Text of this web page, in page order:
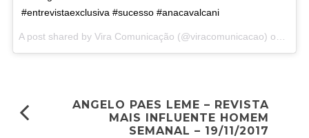
#entrevistaexclusiva #sucesso #anacavalcani
A post shared by Vira Comunicação (@viracomunicacao) on
ANGELO PAES LEME – REVISTA
MAIS INFLUENTE HOMEM
SEMANAL – 19/11/2017